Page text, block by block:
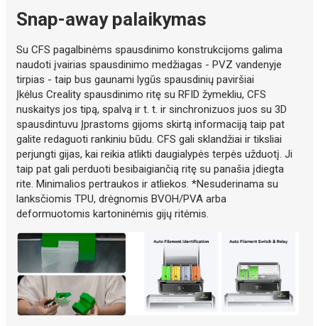
Snap-away palaikymas
Su CFS pagalbinėms spausdinimo konstrukcijoms galima
naudoti įvairias spausdinimo medžiagas - PVZ vandenyje
tirpias - taip bus gaunami lygūs spausdinių paviršiai
Įkėlus Creality spausdinimo ritę su RFID žymekliu, CFS
nuskaitys jos tipą, spalvą ir t. t. ir sinchronizuos juos su 3D
spausdintuvu Įprastoms gijoms skirtą informaciją taip pat
galite redaguoti rankiniu būdu. CFS gali sklandžiai ir tiksliai
perjungti gijas, kai reikia atlikti daugialypės terpės užduotį. Ji
taip pat gali perduoti besibaigiančią ritę su panašia įdiegta
rite. Minimalios pertraukos ir atliekos. *Nesuderinama su
lanksčiomis TPU, drėgnomis BVOH/PVA arba
deformuotomis kartoninėmis gijų ritėmis.